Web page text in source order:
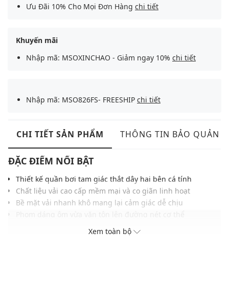
Ưu Đãi 10% Cho Mọi Đơn Hàng chi tiết
Khuyến mãi
Nhập mã: MSOXINCHAO - Giảm ngay 10% chi tiết
Nhập mã: MSO826FS- FREESHIP chi tiết
CHI TIẾT SẢN PHẨM THÔNG TIN BẢO QUẢN
ĐẶC ĐIỂM NỔI BẬT
Thiết kế quần bơi tam giác thắt dây hai bên cá tính
Chất liệu vải cao cấp mềm mại và co giãn linh hoạt
Bề mặt vải nhanh khô mang lại cảm giác dễ chịu
Họa tiết trơn đơn giản kết hợp gam màu hiện đại
Phù hợp phối cùng các mẫu áo bơi năng động
Xem toàn bộ